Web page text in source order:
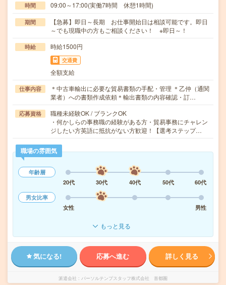
時間 09:00～17:00(実働7時間 休憩1時間)
期間
【急募】即日～長期 お仕事開始日は相談可能です。即日
～でも現職中の方もご相談ください！ ※即日～！
時給 時給1500円
交通費
全額支給
仕事内容
＊中古車輸出に必要な貿易書類の手配・管理 ＊乙仲（通関
業者）への書類作成依頼＊輸出書類の内容確認・訂…
応募資格
職種未経験OK / ブランクOK
・何かしらの事務職の経験がある方・貿易事務にチャレン
ジしたい方英語に抵抗がない方歓迎！【選考ステップ…
職場の雰囲気
年齢層
20代
30代 40代 50代
60代
男女比率
女性
男性
もっと見る
気になる! 応募へ進む 詳しく見る
派遣会社 パーソルテンプスタッフ株式会社 首都圏